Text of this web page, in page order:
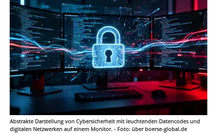
Abstrakte Darstellung von Cybersicherheit mit leuchtenden Datencodes und
digitalen Netzwerken auf einem Monitor. - Foto: über boerse-global.de